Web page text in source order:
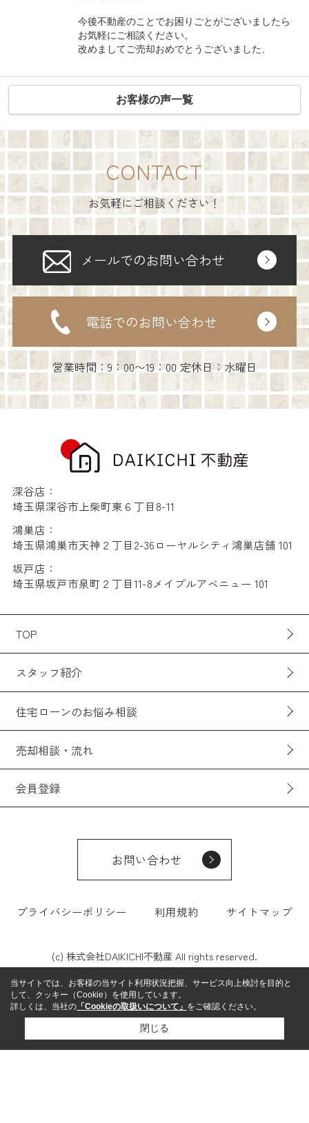
今後不動産のことでお困りごとがございましたら
お気軽にご相談ください。
改めましてご売却おめでとうございました、
お客様の声一覧
CONTACT
お気軽にご相談ください！
メールでのお問い合わせ
電話でのお問い合わせ
営業時間：9：00〜19：00 定休日：水曜日
深谷店：
埼玉県深谷市上柴町東６丁目8-11
鴻巣店：
埼玉県鴻巣市天神２丁目2-36ローヤルシティ鴻巣店舗 101
坂戸店：
埼玉県坂戸市泉町２丁目11-8メイプルアベニュー 101
TOP
スタッフ紹介
住宅ローンのお悩み相談
売却相談・流れ
会員登録
お問い合わせ
プライバシーポリシー 利用規約 サイトマップ
(c) 株式会社DAIKICHI不動産 All rights reserved.
当サイトでは、お客様の当サイト利用状況把握、サービス向上検討を目的と
して、クッキー（Cookie）を使用しています。
詳しくは、当社の 「Cookieの取扱いについて」 をご確認ください。
閉じる